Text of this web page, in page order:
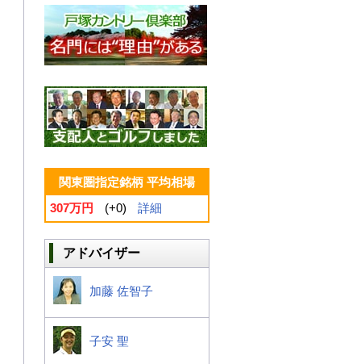
関東圏指定銘柄 平均相場
307万円
(+0) 詳細
アドバイザー
加藤 佐智子
子安 聖